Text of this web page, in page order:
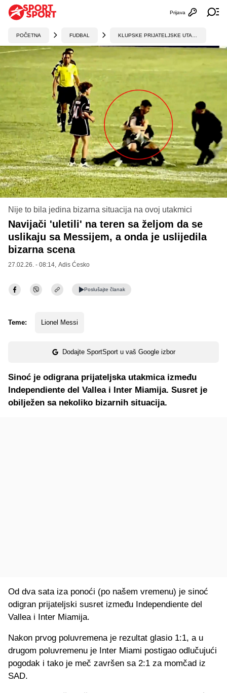
Otvori
Prijava
POČETNA FUDBAL
Nije to bila jedina bizarna situacija na ovoj utakmici
Navijači 'uletili' na teren sa željom da se
uslikaju sa Messijem, a onda je uslijedila
bizarna scena
27.02.26. - 08:14, Adis Ćesko
Poslušajte članak
Teme: Lionel Messi
Dodajte SportSport u vaš Google izbor
Sinoć je odigrana prijateljska utakmica između
Independiente del Vallea i Inter Miamija. Susret je
obilježen sa nekoliko bizarnih situacija.
Od dva sata iza ponoći (po našem vremenu) je sinoć
odigran prijateljski susret između Independiente del
Vallea i Inter Miamija.
Nakon prvog poluvremena je rezultat glasio 1:1, a u
drugom poluvremenu je Inter Miami postigao odlučujući
pogodak i tako je meč završen sa 2:1 za momčad iz
SAD.